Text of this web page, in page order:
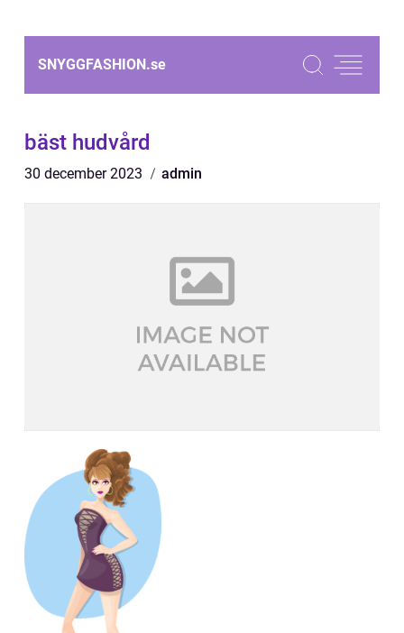
SNYGGFASHION.se
bäst hudvård
30 december 2023 admin